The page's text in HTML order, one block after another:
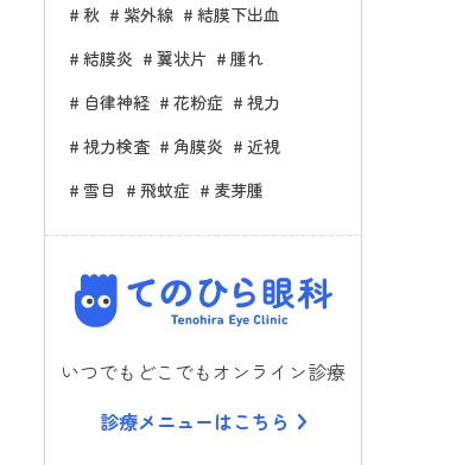
秋
紫外線
結膜下出血
結膜炎
翼状片
腫れ
自律神経
花粉症
視力
視力検査
角膜炎
近視
雪目
飛蚊症 麦芽腫
てのひら
いつでもどこでもオンライン診療
診療メニューはこちら